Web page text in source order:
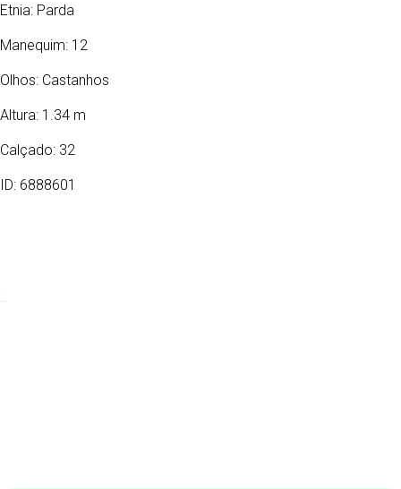
Etnia: Parda
Manequim: 12
Olhos: Castanhos
Altura: 1.34 m
Calçado: 32
ID: 6888601